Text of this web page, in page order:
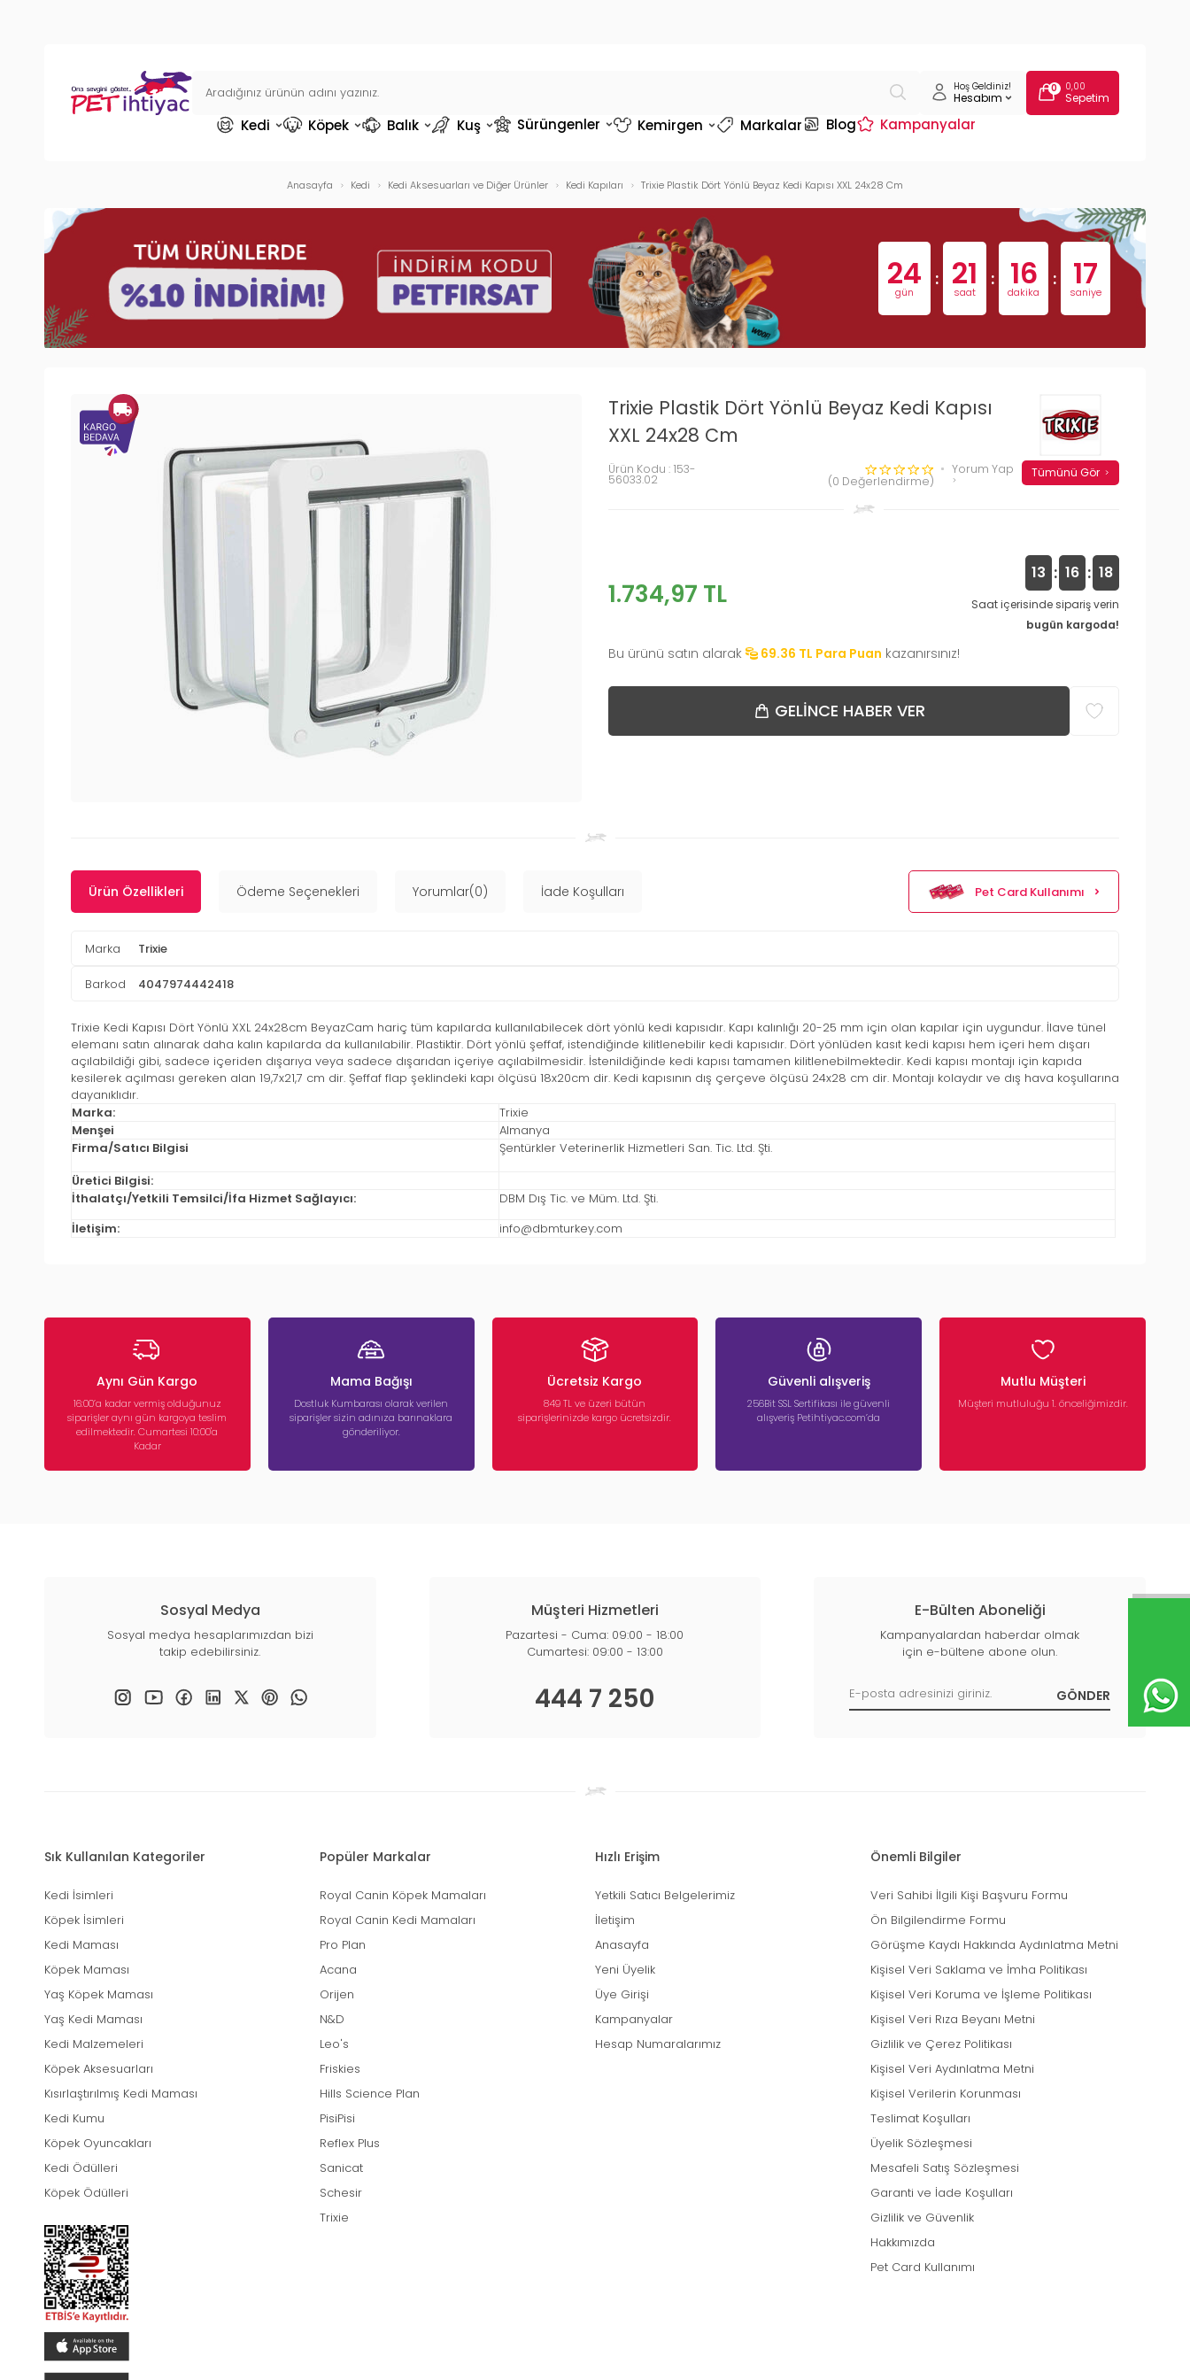
Hoş Geldiniz!
Hesabım
0 0,00
Sepetim
Kedi Köpek Balık Kuş Sürüngenler Kemirgen Markalar Blog Kampanyalar
Anasayfa Kedi Kedi Aksesuarları ve Diğer Ürünler Kedi Kapıları Trixie Plastik Dört Yönlü Beyaz Kedi Kapısı XXL 24x28 Cm
24
gün
: 21
saat
: 16
dakika
: 16
saniye
Trixie Plastik Dört Yönlü Beyaz Kedi Kapısı
XXL 24x28 Cm
Ürün Kodu : 153-
56033.02 (0 Değerlendirme)
Yorum Yap Tümünü Gör
1.734,97 TL
13 : 16 : 17
Saat içerisinde sipariş verin
bugün kargoda!
Bu ürünü satın alarak 69.36 TL Para Puan kazanırsınız!
GELINCE HABER VER
Ürün Özellikleri Ödeme Seçenekleri Yorumlar(0) İade Koşulları Pet Card Kullanımı
Marka Trixie
Barkod 4047974442418
Trixie Kedi Kapısı Dört Yönlü XXL 24x28cm BeyazCam hariç tüm kapılarda kullanılabilecek dört yönlü kedi kapısıdır. Kapı kalınlığı 20-25 mm için olan kapılar için uygundur. İlave tünel
elemanı satın alınarak daha kalın kapılarda da kullanılabilir. Plastiktir. Dört yönlü şeffaf, istendiğinde kilitlenebilir kedi kapısıdır. Dört yönlüden kasıt kedi kapısı hem içeri hem dışarı
açılabildiği gibi, sadece içeriden dışarıya veya sadece dışarıdan içeriye açılabilmesidir. İstenildiğinde kedi kapısı tamamen kilitlenebilmektedir. Kedi kapısı montajı için kapıda
kesilerek açılması gereken alan 19,7x21,7 cm dir. Şeffaf flap şeklindeki kapı ölçüsü 18x20cm dir. Kedi kapısının dış çerçeve ölçüsü 24x28 cm dir. Montajı kolaydır ve dış hava koşullarına
dayanıklıdır.
Marka:
Trixie
Menşei
Almanya
Firma/Satıcı Bilgisi
Şentürkler Veterinerlik Hizmetleri San. Tic. Ltd. Şti.
Üretici Bilgisi:
İthalatçı/Yetkili Temsilci/İfa Hizmet Sağlayıcı:
DBM Dış Tic. ve Müm. Ltd. Şti.
İletişim:
info@dbmturkey.com
Aynı Gün Kargo
16:00’a kadar vermiş olduğunuz
siparişler aynı gün kargoya teslim
edilmektedir. Cumartesi 10:00'a
Kadar
Mama Bağışı
Dostluk Kumbarası olarak verilen
siparişler sizin adınıza barınaklara
gönderiliyor.
Ücretsiz Kargo
849 TL ve üzeri bütün
siparişlerinizde kargo ücretsizdir.
Güvenli alışveriş
256Bit SSL Sertifikası ile güvenli
alışveriş Petihtiyac.com’da
Mutlu Müşteri
Müşteri mutluluğu 1. önceliğimizdir.
Sosyal Medya
Sosyal medya hesaplarımızdan bizi
takip edebilirsiniz.
Müşteri Hizmetleri
Pazartesi - Cuma: 09:00 - 18:00
Cumartesi: 09:00 - 13:00
444 7 250
E-Bülten Aboneliği
Kampanyalardan haberdar olmak
için e-bültene abone olun.
Sık Kullanılan Kategoriler
Kedi İsimleri
Köpek İsimleri
Kedi Maması
Köpek Maması
Yaş Köpek Maması
Yaş Kedi Maması
Kedi Malzemeleri
Köpek Aksesuarları
Kısırlaştırılmış Kedi Maması
Kedi Kumu
Köpek Oyuncakları
Kedi Ödülleri
Köpek Ödülleri
Popüler Markalar
Royal Canin Köpek Mamaları
Royal Canin Kedi Mamaları
Pro Plan
Acana
Orijen
N&D
Leo's
Friskies
Hills Science Plan
PisiPisi
Reflex Plus
Sanicat
Schesir
Trixie
Hızlı Erişim
Yetkili Satıcı Belgelerimiz
İletişim
Anasayfa
Yeni Üyelik
Üye Girişi
Kampanyalar
Hesap Numaralarımız
Önemli Bilgiler
Veri Sahibi İlgili Kişi Başvuru Formu
Ön Bilgilendirme Formu
Görüşme Kaydı Hakkında Aydınlatma Metni
Kişisel Veri Saklama ve İmha Politikası
Kişisel Veri Koruma ve İşleme Politikası
Kişisel Veri Rıza Beyanı Metni
Gizlilik ve Çerez Politikası
Kişisel Veri Aydınlatma Metni
Kişisel Verilerin Korunması
Teslimat Koşulları
Üyelik Sözleşmesi
Mesafeli Satış Sözleşmesi
Garanti ve İade Koşulları
Gizlilik ve Güvenlik
Hakkımızda
Pet Card Kullanımı